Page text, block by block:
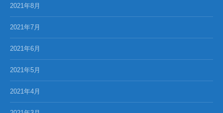
2021年8月
2021年7月
2021年6月
2021年5月
2021年4月